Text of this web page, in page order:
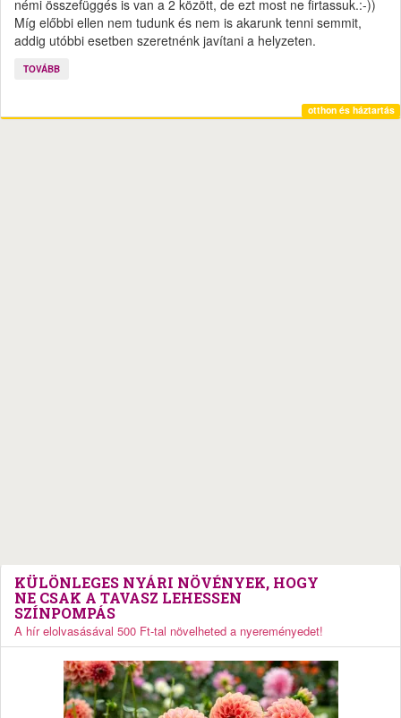
némi összefüggés is van a 2 között, de ezt most ne firtassuk.:-))
Míg előbbi ellen nem tudunk és nem is akarunk tenni semmit,
addig utóbbi esetben szeretnénk javítani a helyzeten.
TOVÁBB
otthon és háztartás
KÜLÖNLEGES NYÁRI NÖVÉNYEK, HOGY
NE CSAK A TAVASZ LEHESSEN
SZÍNPOMPÁS
A hír elolvasásával 500 Ft-tal növelheted a nyereményedet!